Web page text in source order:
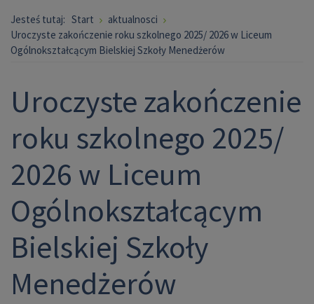
Jesteś tutaj: Start
aktualnosci
Uroczyste zakończenie roku szkolnego 2025/ 2026 w Liceum
Ogólnokształcącym Bielskiej Szkoły Menedżerów
Uroczyste zakończenie
roku szkolnego 2025/
2026 w Liceum
Ogólnokształcącym
Bielskiej Szkoły
Menedżerów